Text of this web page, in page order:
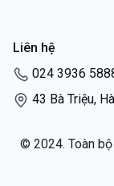
Liên hệ
024 3936
43 Bà Triệu,
© 2024. Toàn